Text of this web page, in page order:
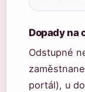
Dopady na
Odstupné
portál), u